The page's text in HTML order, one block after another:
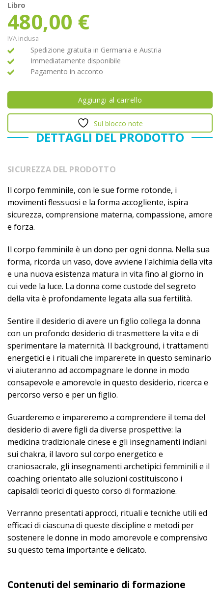
Libro
480,00 €
IVA inclusa
Spedizione gratuita in Germania e Austria
Immediatamente disponibile
Pagamento in acconto
Aggiungi al carrello
Sul blocco note
DETTAGLI DEL PRODOTTO
SICUREZZA DEL PRODOTTO
Il corpo femminile, con le sue forme rotonde, i
movimenti flessuosi e la forma accogliente, ispira
sicurezza, comprensione materna, compassione, amore
e forza.
Il corpo femminile è un dono per ogni donna. Nella sua
forma, ricorda un vaso, dove avviene l'alchimia della vita
e una nuova esistenza matura in vita fino al giorno in
cui vede la luce. La donna come custode del segreto
della vita è profondamente legata alla sua fertilità.
Sentire il desiderio di avere un figlio collega la donna
con un profondo desiderio di trasmettere la vita e di
sperimentare la maternità. Il background, i trattamenti
energetici e i rituali che imparerete in questo seminario
vi aiuteranno ad accompagnare le donne in modo
consapevole e amorevole in questo desiderio, ricerca e
percorso verso e per un figlio.
Guarderemo e impareremo a comprendere il tema del
desiderio di avere figli da diverse prospettive: la
medicina tradizionale cinese e gli insegnamenti indiani
sui chakra, il lavoro sul corpo energetico e
craniosacrale, gli insegnamenti archetipici femminili e il
coaching orientato alle soluzioni costituiscono i
capisaldi teorici di questo corso di formazione.
Verranno presentati approcci, rituali e tecniche utili ed
efficaci di ciascuna di queste discipline e metodi per
sostenere le donne in modo amorevole e comprensivo
su questo tema importante e delicato.
Contenuti del seminario di formazione